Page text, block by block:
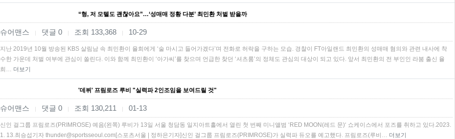
“형, 저 모텔도 괜찮아요”…‘성매매 정황 다분’ 최민환 처벌 받을까
슈어맨스 | 댓글 0 | 조회 133,368 | 10-29
지난 2019년 10월 방송된 KBS 살림남 속 최민환이 율희에게 ‘술 마시고 들어가겠다’며 전화로 허락을 구하는 모습. 경찰이 FT아일랜드 최민환의 성매매 혐의와 관련 내사에 착
수한 가운데 처벌 여부에 관심이 쏠린다. 이와 함께 최민환이 ‘아가씨’를 찾으며 언급한 찾던 ‘셔츠룸’의 정체도 관심의 대상이 되고 있다. 앞서 최민환의 전 부인인 라붐 출신 율
희… 더보기
'데뷔' 프림로즈 루비 "실력파 2인조임을 보여드릴 것"
슈어맨스 | 댓글 0 | 조회 130,211 | 01-13
신인 걸그룹 프림로즈(PRIMROSE) 예음(왼쪽) 루비가 13일 서울 청담동 일지아트홀에서 열린 첫 번째 미니앨범 ‘RED MOON(레드 문)‘ 쇼케이스에서 포즈를 취하고 있다.2023.
1. 13.최승섭기자 thunder@sportsseoul.com[스포츠서울 | 정하은기자]신인 걸그룹 프림로즈(PRIMROSE)가 실력파 듀오를 예고했다. 프림로즈(루비… 더보기